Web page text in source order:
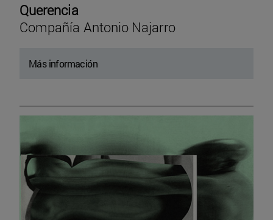
Querencia
Compañía Antonio Najarro
Más información